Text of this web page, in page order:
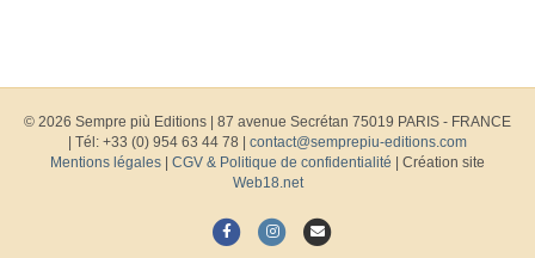
© 2026 Sempre più Editions | 87 avenue Secrétan 75019 PARIS - FRANCE
| Tél: +33 (0) 954 63 44 78 | contact@semprepiu-editions.com
Mentions légales | CGV & Politique de confidentialité | Création site
Web18.net
F
I
E